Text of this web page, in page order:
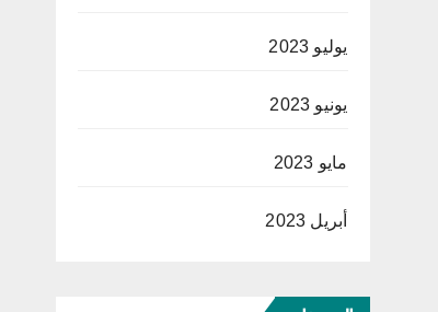
يوليو 2023
يونيو 2023
مايو 2023
أبريل 2023